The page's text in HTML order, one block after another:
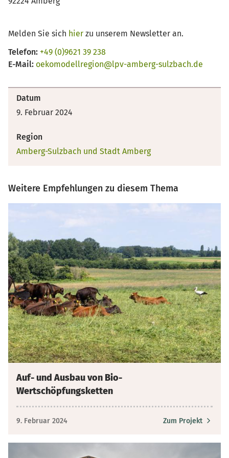
Melden Sie sich hier zu unserem Newsletter an.
Telefon: +49 (0)9621 39 238
E-Mail: oekomodellregion@lpv-amberg-sulzbach.de
Datum
9. Februar 2024
Region
Amberg-Sulzbach und Stadt Amberg
Weitere Empfehlungen zu diesem Thema
Auf- und Ausbau von Bio-
Wertschöpfungsketten
9. Februar 2024 Zum Projekt